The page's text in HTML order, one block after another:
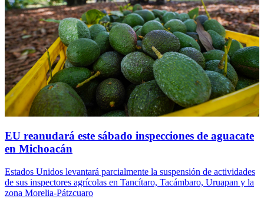
EU reanudará este sábado inspecciones de aguacate
en Michoacán
Estados Unidos levantará parcialmente la suspensión de actividades
de sus inspectores agrícolas en Tancítaro, Tacámbaro, Uruapan y la
zona Morelia-Pátzcuaro